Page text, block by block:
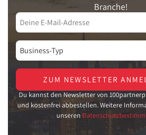
Branche!
ZUM NEWSLETTER
Du kannst den Newsletter von
und kostenfrei abbestellen. Weitere
unseren